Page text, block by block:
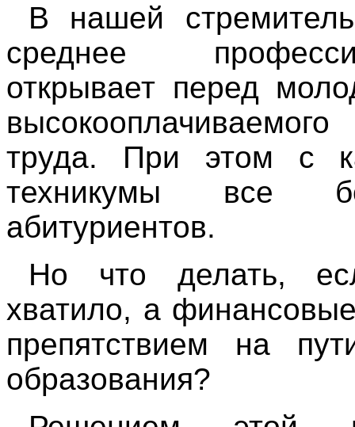
В нашей
среднее
открывает перед
труда. При этом с
техникумы все
абитуриентов.
Но что делать,
хватило, а
препятствием на
образования?